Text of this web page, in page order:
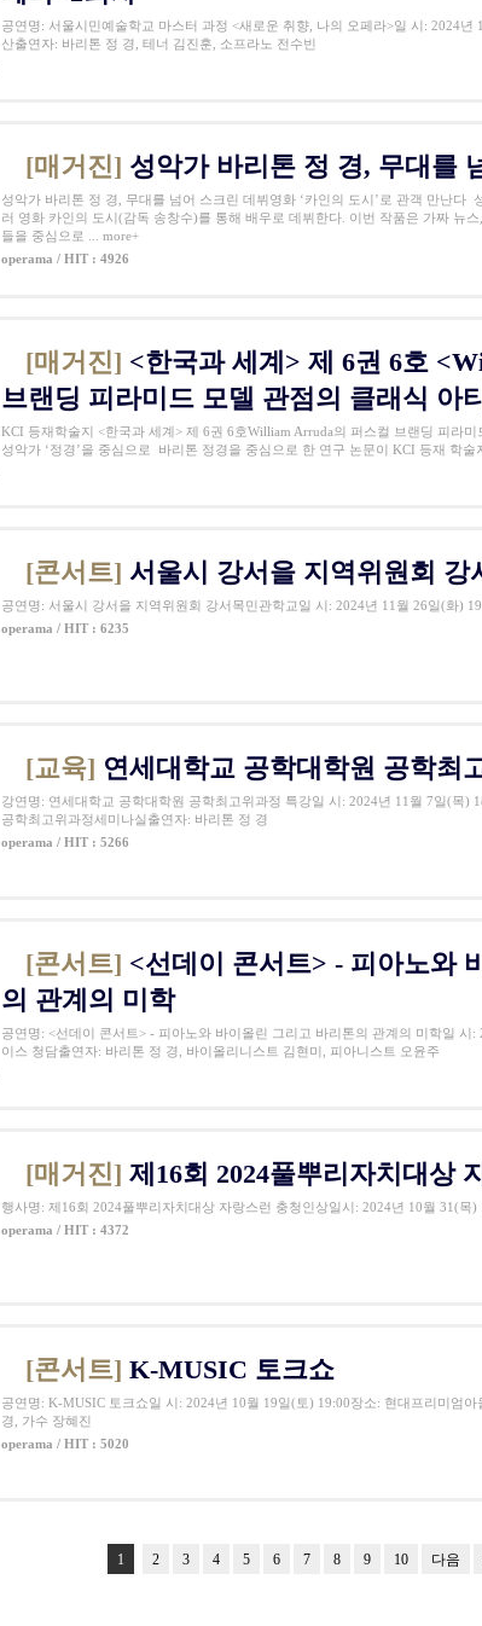
공연명: 서울시민예술학교 마스터 과정 <새로운 취향, 나의 오페라>일 시: 2024
산출연자: 바리톤 정 경, 테너 김진훈, 소프라노 전수빈
[매거진] 성악가 바리톤 정 경, 무대를
성악가 바리톤 정 경, 무대를 넘어 스크린 데뷔영화 ‘카인의 도시’로 관객 만난다
러 영화 카인의 도시(감독 송창수)를 통해 배우로 데뷔한다. 이번 작품은 가짜 뉴
들을 중심으로 ... more+
operama / HIT : 4926
[매거진] <한국과 세계> 제 6권 6호
브랜딩 피라미드 모델 관점의 클래식 아
KCI 등재학술지 <한국과 세계> 제 6권 6호William Arruda의 퍼스컬 브랜딩 피라
성악가 ‘정경’을 중심으로 바리톤 정경을 중심으로 한 연구 논문이 KCI 등재 학
[콘서트] 서울시 강서을 지역위원회 강
공연명: 서울시 강서을 지역위원회 강서목민관학교일 시: 2024년 11월 26일(화)
operama / HIT : 6235
[교육] 연세대학교 공학대학원 공학최
강연명: 연세대학교 공학대학원 공학최고위과정 특강일 시: 2024년 11월 7일(목)
공학최고위과정세미나실출연자: 바리톤 정 경
operama / HIT : 5266
[콘서트] <선데이 콘서트> - 피아노와
의 관계의 미학
공연명: <선데이 콘서트> - 피아노와 바이올린 그리고 바리톤의 관계의 미학일 시
이스 청담출연자: 바리톤 정 경, 바이올리니스트 김현미, 피아니스트 오윤주
[매거진] 제16회 2024풀뿌리자치대상
행사명: 제16회 2024풀뿌리자치대상 자랑스런 충청인상일시: 2024년 10월 31(목
operama / HIT : 4372
[콘서트] K-MUSIC 토크쇼
공연명: K-MUSIC 토크쇼일 시: 2024년 10월 19일(토) 19:00장소: 현대프리미엄
경, 가수 장혜진
operama / HIT : 5020
1 2 3 4 5 6 7 8 9 10 다음